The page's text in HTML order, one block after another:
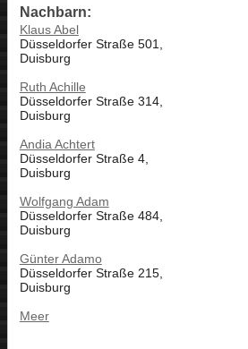
Nachbarn:
Klaus Abel
Düsseldorfer Straße 501,
Duisburg
Ruth Achille
Düsseldorfer Straße 314,
Duisburg
Andia Achtert
Düsseldorfer Straße 4,
Duisburg
Wolfgang Adam
Düsseldorfer Straße 484,
Duisburg
Günter Adamo
Düsseldorfer Straße 215,
Duisburg
Meer